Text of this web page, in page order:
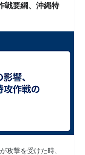
戦要綱、沖縄特
攻撃を受けた時、